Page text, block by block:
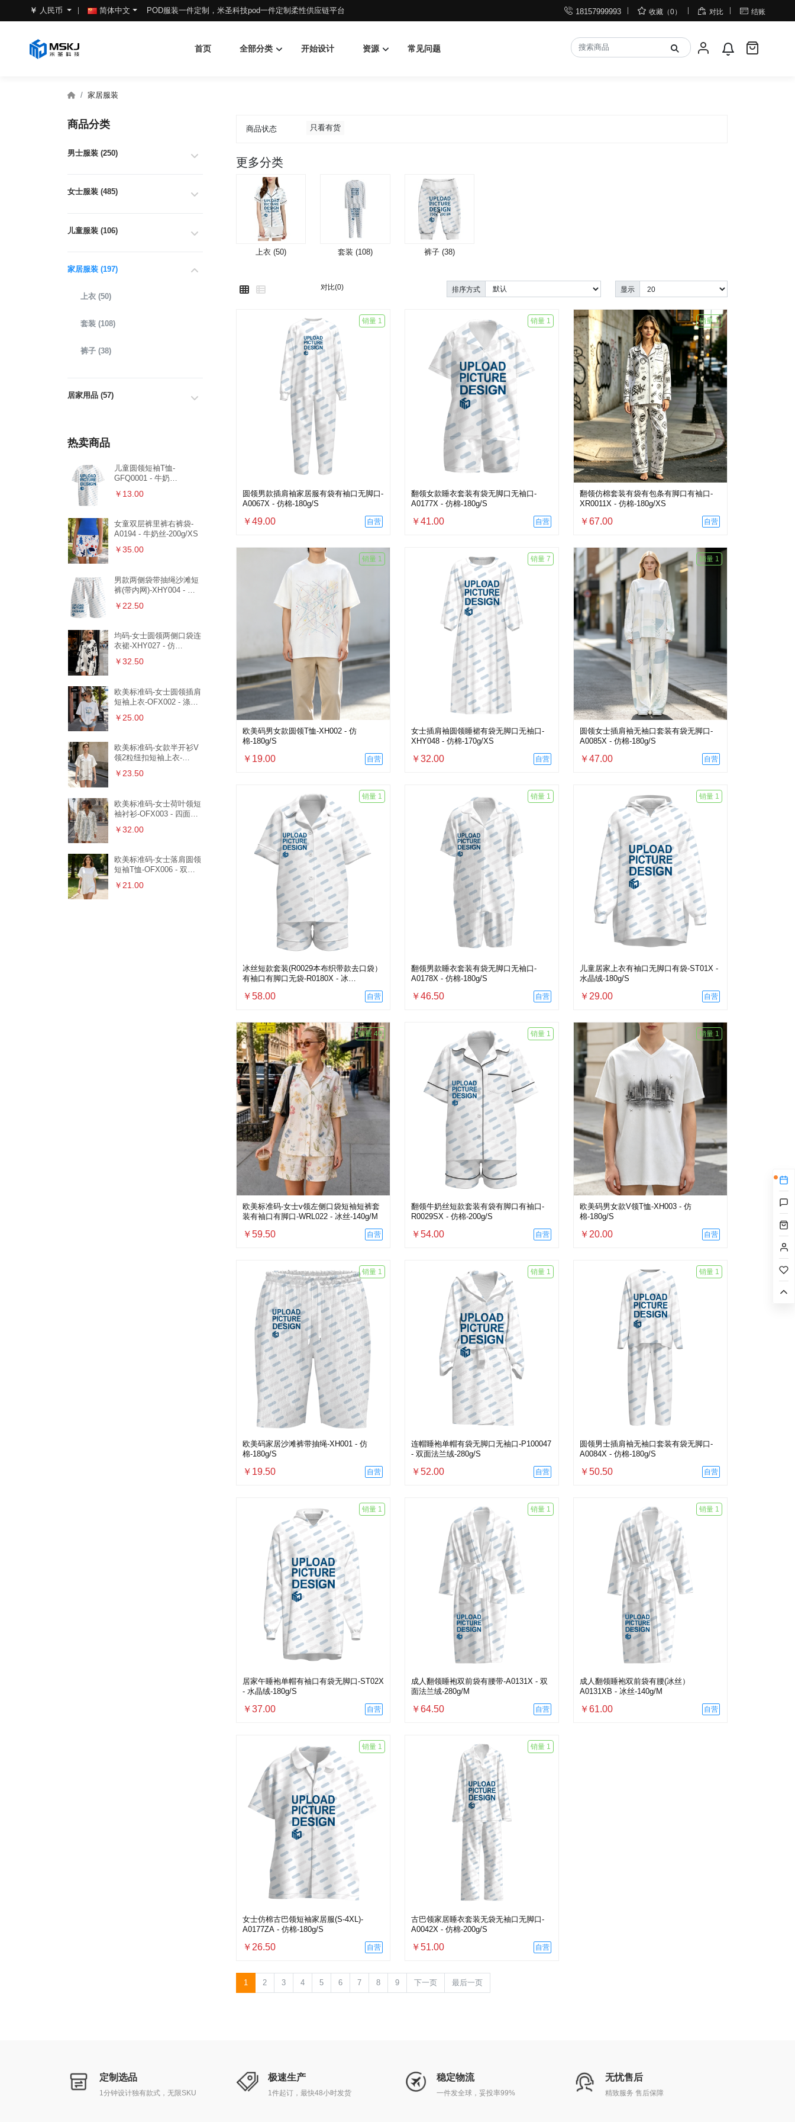
￥ 人民币 简体中文 POD服装一件定制，米圣科技pod一件定制柔性供应链平台  18157999993  收藏（0）  对比  结账
首页 全部分类 开始设计 资源 常见问题
家居服装
商品分类
男士服装 (250)
女士服装 (485)
儿童服装 (106)
家居服装 (197)
上衣 (50)
套装 (108)
裤子 (38)
居家用品 (57)
热卖商品
儿童圆领短袖T恤-
GFQ0001 - 牛奶
￥13.00
女童双层裤里裤右裤袋-
A0194 - 牛奶丝-200g/XS
￥35.00
男款两侧袋带抽绳沙滩短
裤(带内网)-XHY004 - 鸟
￥22.50
均码-女士圆领两侧口袋连
衣裙-XHY027 - 仿
￥32.50
欧美标准码-女士圆领插肩
短袖上衣-OFX002 - 涤毛
￥25.00
欧美标准码-女款半开衫V
领2粒纽扣短袖上衣-
￥23.50
欧美标准码-女士荷叶领短
袖衬衫-OFX003 - 四面
￥32.00
欧美标准码-女士落肩圆领
短袖T恤-OFX006 - 双线
￥21.00
商品状态 只看有货
更多分类
上衣 (50) 套装 (108) 裤子 (38)
对比(0) 排序方式 显示
销量 1
圆领男款插肩袖家居服有袋有袖口无脚口-
A0067X - 仿棉-180g/S
￥49.00 自营
销量 1
翻领女款睡衣套装有袋无脚口无袖口-
A0177X - 仿棉-180g/S
￥41.00 自营
销量 1
翻领仿棉套装有袋有包条有脚口有袖口-
XR0011X - 仿棉-180g/XS
￥67.00 自营
销量 1
欧美码男女款圆领T恤-XH002 - 仿
棉-180g/S
￥19.00 自营
销量 7
女士插肩袖圆领睡裙有袋无脚口无袖口-
XHY048 - 仿棉-170g/XS
￥32.00 自营
销量 1
圆领女士插肩袖无袖口套装有袋无脚口-
A0085X - 仿棉-180g/S
￥47.00 自营
销量 1
冰丝短款套装(R0029本布织带款去口袋）
有袖口有脚口无袋-R0180X - 冰
￥58.00 自营
销量 1
翻领男款睡衣套装有袋无脚口无袖口-
A0178X - 仿棉-180g/S
￥46.50 自营
销量 1
儿童居家上衣有袖口无脚口有袋-ST01X -
水晶绒-180g/S
￥29.00 自营
销量 40
欧美标准码-女士v领左侧口袋短袖短裤套
装有袖口有脚口-WRL022 - 冰丝-140g/M
￥59.50 自营
销量 1
翻领牛奶丝短款套装有袋有脚口有袖口-
R0029SX - 仿棉-200g/S
￥54.00 自营
销量 1
欧美码男女款V领T恤-XH003 - 仿
棉-180g/S
￥20.00 自营
销量 1
欧美码家居沙滩裤带抽绳-XH001 - 仿
棉-180g/S
￥19.50 自营
销量 1
连帽睡袍单帽有袋无脚口无袖口-P100047
- 双面法兰绒-280g/S
￥52.00 自营
销量 1
圆领男士插肩袖无袖口套装有袋无脚口-
A0084X - 仿棉-180g/S
￥50.50 自营
销量 1
居家午睡袍单帽有袖口有袋无脚口-ST02X
- 水晶绒-180g/S
￥37.00 自营
销量 1
成人翻领睡袍双前袋有腰带-A0131X - 双
面法兰绒-280g/M
￥64.50 自营
销量 1
成人翻领睡袍双前袋有腰(冰丝）
A0131XB - 冰丝-140g/M
￥61.00 自营
销量 1
女士仿棉古巴领短袖家居服(S-4XL)-
A0177ZA - 仿棉-180g/S
￥26.50 自营
销量 1
古巴领家居睡衣套装无袋无袖口无脚口-
A0042X - 仿棉-200g/S
￥51.00 自营
1 2 3 4 5 6 7 8 9 下一页 最后一页
定制选品
1分钟设计独有款式，无限SKU
极速生产
1件起订，最快48小时发货
稳定物流
一件发全球，妥投率99%
无忧售后
精致服务 售后保障